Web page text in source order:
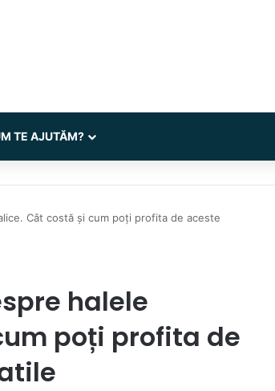
TE AJUTĂM?
Cât costă și cum poți profita de aceste
halele
poți profita de